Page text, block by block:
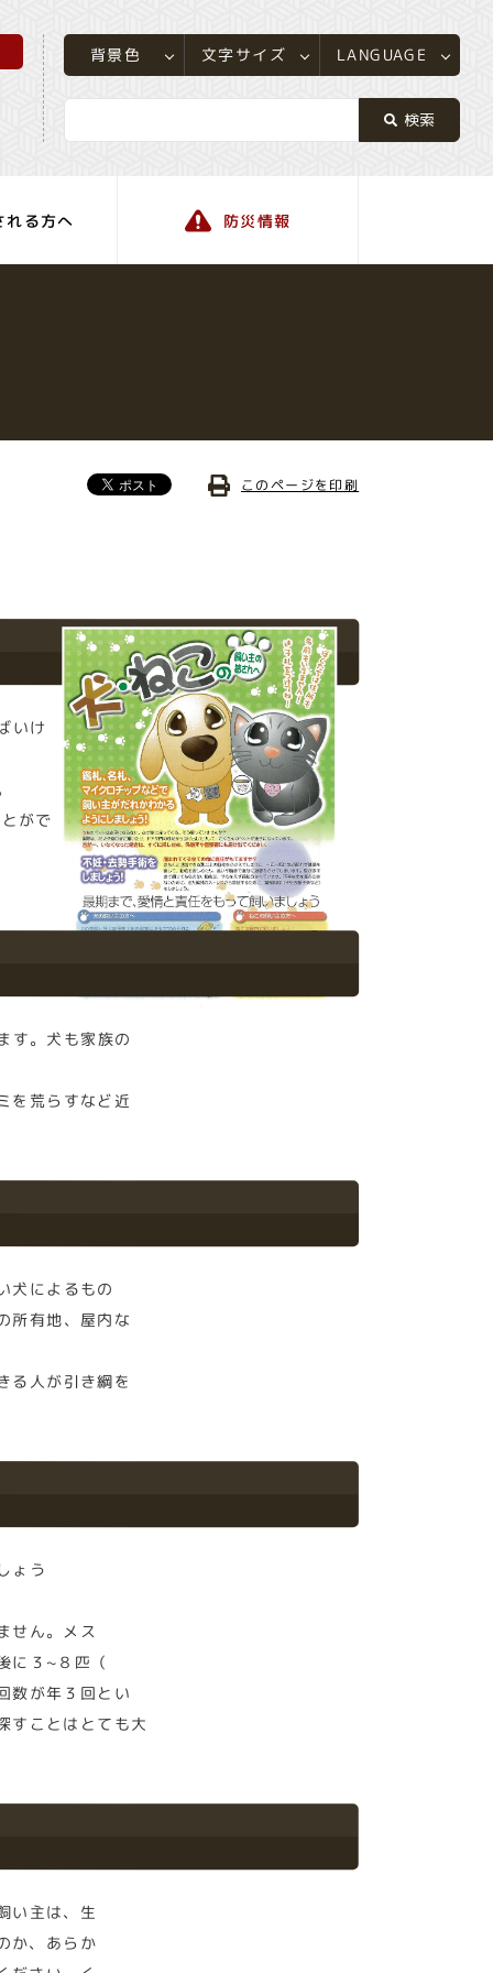
背景色 文字サイズ LANGUAGE
れる方へ 防災情報
このページを印刷
いけ
がで
す。犬も家族の
を荒らすなど近
犬によるもの
所有地、屋内な
る人が引き綱を
ょう
せん。メス
に３~８匹（
数が年３回とい
すことはとても大
い主は、生
か、あらか